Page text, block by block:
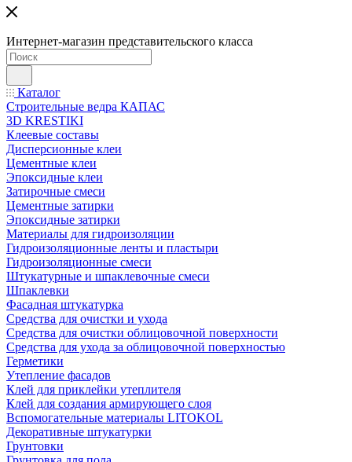
Интернет-магазин представительского класса
Каталог
Строительные ведра КАПАС
3D KRESTIKI
Клеевые составы
Дисперсионные клеи
Цементные клеи
Эпоксидные клеи
Затирочные смеси
Цементные затирки
Эпоксидные затирки
Материалы для гидроизоляции
Гидроизоляционные ленты и пластыри
Гидроизоляционные смеси
Штукатурные и шпаклевочные смеси
Шпаклевки
Фасадная штукатурка
Средства для очистки и ухода
Средства для очистки облицовочной поверхности
Средства для ухода за облицовочной поверхностью
Герметики
Утепление фасадов
Клей для приклейки утеплителя
Клей для создания армирующего слоя
Вспомогательные материалы LITOKOL
Декоративные штукатурки
Грунтовки